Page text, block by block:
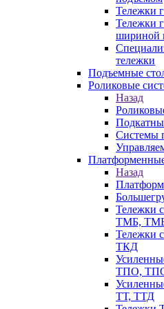
Тележки
Тележки
шириной
тележки
Подъемные
Роликовые
Назад
Системы
Назад
ТМБ,
Тележки
ТКД
ТПО,
ТТ, ТТД